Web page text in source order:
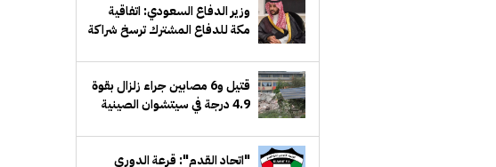
وزير الدفاع السعودي: اتفاقية
مكة للدفاع المشترك ترسخ شراكة
قتيل و6 مصابين جراء زلزال بقوة
4.9 درجة في سيتشوان الصينية
"اتحاد القدم": قرعة الدوري